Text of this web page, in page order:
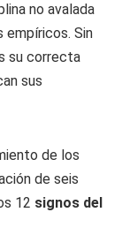
no avalada
empíricos. Sin
su correcta
sus
de los
de seis
12 signos del